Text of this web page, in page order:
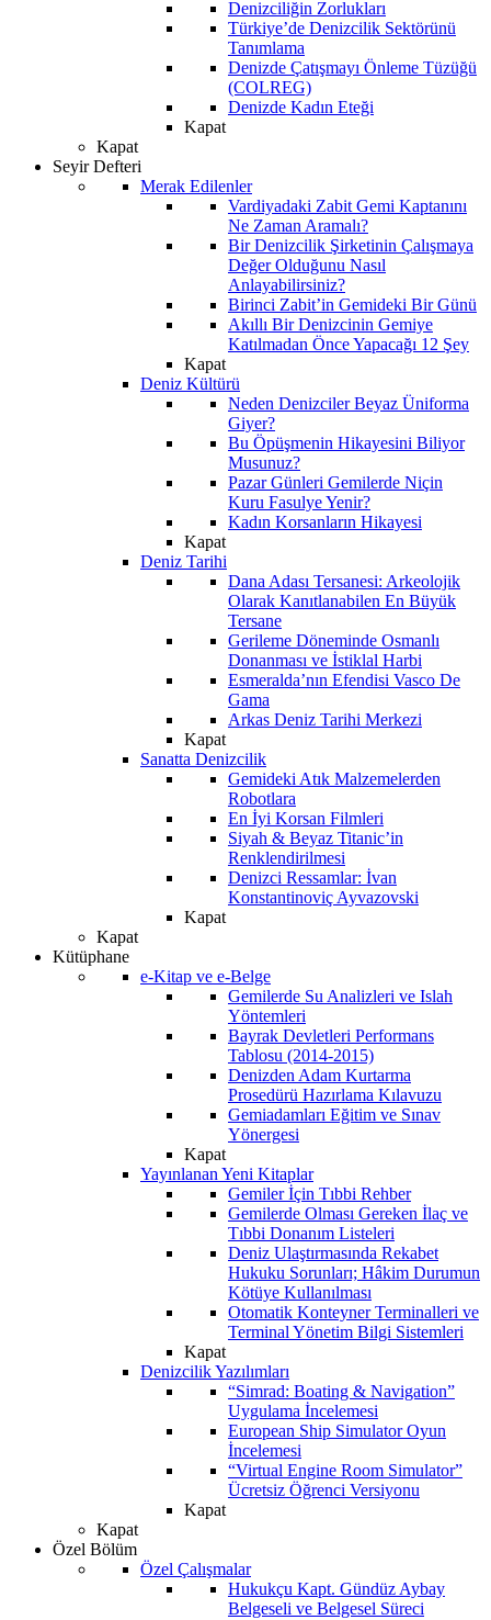
Denizciliğin Zorlukları
Türkiye’de Denizcilik Sektörünü
Tanımlama
Denizde Çatışmayı Önleme Tüzüğü
(COLREG)
Denizde Kadın Eteği
Kapat
Kapat
Seyir Defteri
Merak Edilenler
Vardiyadaki Zabit Gemi Kaptanını
Ne Zaman Aramalı?
Bir Denizcilik Şirketinin Çalışmaya
Değer Olduğunu Nasıl
Anlayabilirsiniz?
Birinci Zabit’in Gemideki Bir Günü
Akıllı Bir Denizcinin Gemiye
Katılmadan Önce Yapacağı 12 Şey
Kapat
Deniz Kültürü
Neden Denizciler Beyaz Üniforma
Giyer?
Bu Öpüşmenin Hikayesini Biliyor
Musunuz?
Pazar Günleri Gemilerde Niçin
Kuru Fasulye Yenir?
Kadın Korsanların Hikayesi
Kapat
Deniz Tarihi
Dana Adası Tersanesi: Arkeolojik
Olarak Kanıtlanabilen En Büyük
Tersane
Gerileme Döneminde Osmanlı
Donanması ve İstiklal Harbi
Esmeralda’nın Efendisi Vasco De
Gama
Arkas Deniz Tarihi Merkezi
Kapat
Sanatta Denizcilik
Gemideki Atık Malzemelerden
Robotlara
En İyi Korsan Filmleri
Siyah & Beyaz Titanic’in
Renklendirilmesi
Denizci Ressamlar: İvan
Konstantinoviç Ayvazovski
Kapat
Kapat
Kütüphane
e-Kitap ve e-Belge
Gemilerde Su Analizleri ve Islah
Yöntemleri
Bayrak Devletleri Performans
Tablosu (2014-2015)
Denizden Adam Kurtarma
Prosedürü Hazırlama Kılavuzu
Gemiadamları Eğitim ve Sınav
Yönergesi
Kapat
Yayınlanan Yeni Kitaplar
Gemiler İçin Tıbbi Rehber
Gemilerde Olması Gereken İlaç ve
Tıbbi Donanım Listeleri
Deniz Ulaştırmasında Rekabet
Hukuku Sorunları; Hâkim Durumun
Kötüye Kullanılması
Otomatik Konteyner Terminalleri ve
Terminal Yönetim Bilgi Sistemleri
Kapat
Denizcilik Yazılımları
“Simrad: Boating & Navigation”
Uygulama İncelemesi
European Ship Simulator Oyun
İncelemesi
“Virtual Engine Room Simulator”
Ücretsiz Öğrenci Versiyonu
Kapat
Kapat
Özel Bölüm
Özel Çalışmalar
Hukukçu Kapt. Gündüz Aybay
Belgeseli ve Belgesel Süreci